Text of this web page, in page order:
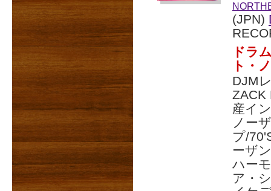
(JPN)
ドラ
ト・
DJM
ZACK
産イ
ノー
プ/
ーザ
ハー
ア・